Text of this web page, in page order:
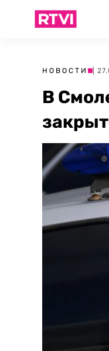
НОВОСТИ |
В